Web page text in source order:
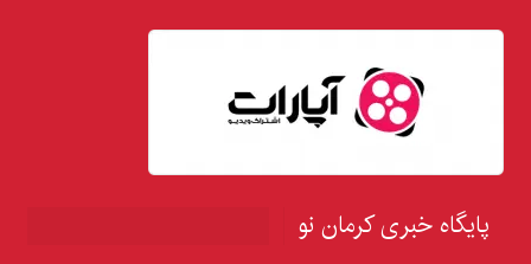
پایگاه خبری کرمان نو